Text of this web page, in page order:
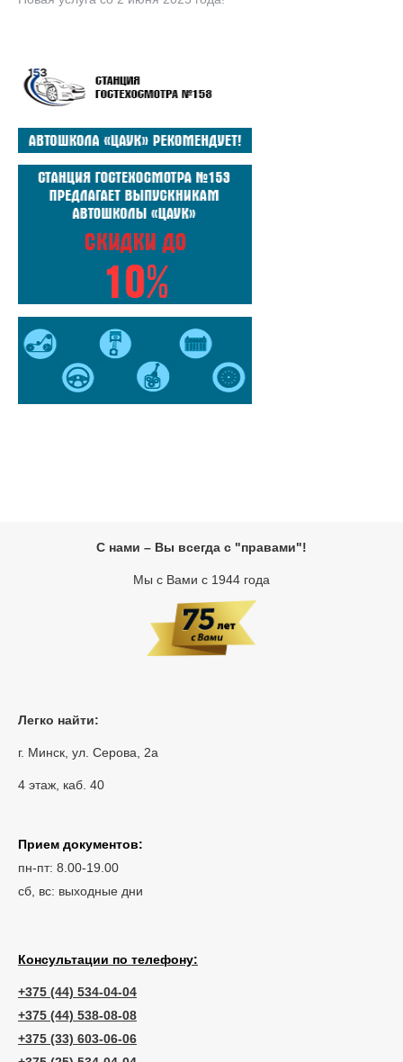
С нами – Вы всегда с "правами"!
Мы с Вами с 1944 года
Легко найти:
г. Минск, ул. Серова, 2а
4 этаж, каб. 40
Прием документов:
пн-пт: 8.00-19.00
сб, вс: выходные дни
Консультации по телефону:
+375 (44) 534-04-04
+375 (44) 538-08-08
+375 (33) 603-06-06